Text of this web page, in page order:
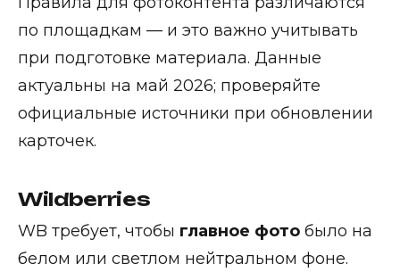
по площадкам — и это важно учитывать
при подготовке материала. Данные
актуальны на май 2026; проверяйте
официальные источники при обновлении
карточек.
Wildberries
WB требует, чтобы главное фото было на
белом или светлом нейтральном фоне.